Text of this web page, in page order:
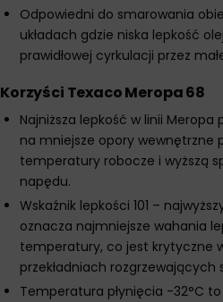
Odpowiedni do smarowania
układach gdzie niska lepkość
prawidłowej cyrkulacji przez
Korzyści Texaco Meropa 68
Najniższa lepkość w linii Meropa
na mniejsze opory wewnętrzne
temperatury robocze i wyższą
napędu.
Wskaźnik lepkości 101 –
oznacza najmniejsze wahania
temperatury, co jest krytyczne
przekładniach rozgrzewających
Temperatura płynięcia -32°C